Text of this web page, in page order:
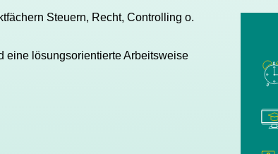
Steuern, Recht, Controlling o.
eine lösungsorientierte Arbeitsweise